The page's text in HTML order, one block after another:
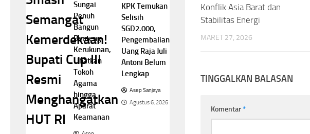
Konflik Asia Barat dan
Stabilitas Energi
MARET 27, 2026
TINGGALKAN BALASAN
Komentar*
Semangat
Kemerdekaan!
Bupati Cup III
Resmi
Menghangatkan
HUT RI
Sungai
Penuh
Bangun
Benteng
Kerukunan,
Libatkan
Tokoh
Agama
hingga
Aparat
Keamanan
KPK Temukan
Selisih
SGD2.000,
Pengembalian
Uang Raja Juli
Antoni Belum
Lengkap
Asep Sanjaya
Agustus 6, 2026